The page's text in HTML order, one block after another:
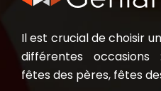
Il est crucial de choisir
différentes occasions
fêtes des pères, fêtes